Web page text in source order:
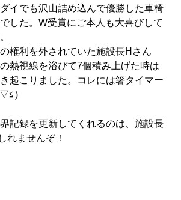
イでも沢山詰め込んで優勝した車椅
した。W受賞にご本人も大喜びして
権利を外されていた施設長Hさん
熱視線を浴びて7個積み上げた時は
起こりました。コレには箸タイマー
記録を更新してくれるのは、施設長
れませんぞ！